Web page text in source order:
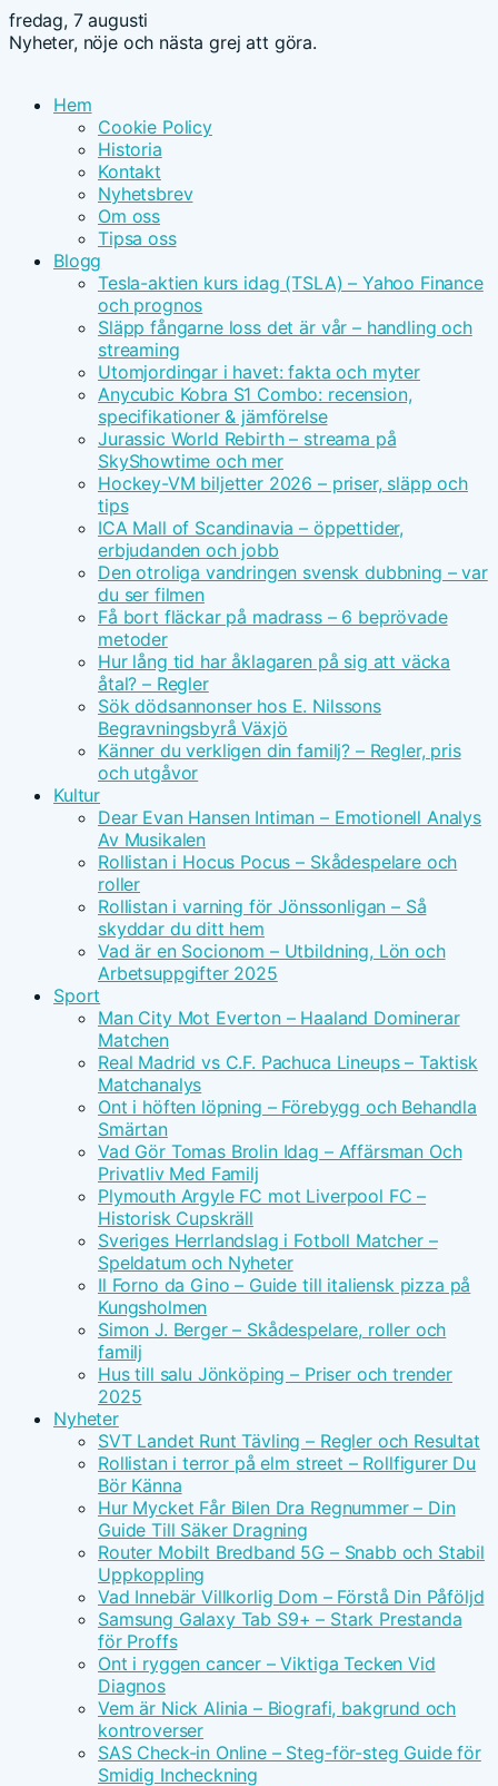
fredag, 7 augusti
Nyheter, nöje och nästa grej att göra.
Hem
Cookie Policy
Historia
Kontakt
Nyhetsbrev
Om oss
Tipsa oss
Blogg
Tesla-aktien kurs idag (TSLA) – Yahoo Finance
och prognos
Släpp fångarne loss det är vår – handling och
streaming
Utomjordingar i havet: fakta och myter
Anycubic Kobra S1 Combo: recension,
specifikationer & jämförelse
Jurassic World Rebirth – streama på
SkyShowtime och mer
Hockey-VM biljetter 2026 – priser, släpp och
tips
ICA Mall of Scandinavia – öppettider,
erbjudanden och jobb
Den otroliga vandringen svensk dubbning – var
du ser filmen
Få bort fläckar på madrass – 6 beprövade
metoder
Hur lång tid har åklagaren på sig att väcka
åtal? – Regler
Sök dödsannonser hos E. Nilssons
Begravningsbyrå Växjö
Känner du verkligen din familj? – Regler, pris
och utgåvor
Kultur
Dear Evan Hansen Intiman – Emotionell Analys
Av Musikalen
Rollistan i Hocus Pocus – Skådespelare och
roller
Rollistan i varning för Jönssonligan – Så
skyddar du ditt hem
Vad är en Socionom – Utbildning, Lön och
Arbetsuppgifter 2025
Sport
Man City Mot Everton – Haaland Dominerar
Matchen
Real Madrid vs C.F. Pachuca Lineups – Taktisk
Matchanalys
Ont i höften löpning – Förebygg och Behandla
Smärtan
Vad Gör Tomas Brolin Idag – Affärsman Och
Privatliv Med Familj
Plymouth Argyle FC mot Liverpool FC –
Historisk Cupskräll
Sveriges Herrlandslag i Fotboll Matcher –
Speldatum och Nyheter
Il Forno da Gino – Guide till italiensk pizza på
Kungsholmen
Simon J. Berger – Skådespelare, roller och
familj
Hus till salu Jönköping – Priser och trender
2025
Nyheter
SVT Landet Runt Tävling – Regler och Resultat
Rollistan i terror på elm street – Rollfigurer Du
Bör Känna
Hur Mycket Får Bilen Dra Regnummer – Din
Guide Till Säker Dragning
Router Mobilt Bredband 5G – Snabb och Stabil
Uppkoppling
Vad Innebär Villkorlig Dom – Förstå Din Påföljd
Samsung Galaxy Tab S9+ – Stark Prestanda
för Proffs
Ont i ryggen cancer – Viktiga Tecken Vid
Diagnos
Vem är Nick Alinia – Biografi, bakgrund och
kontroverser
SAS Check-in Online – Steg-för-steg Guide för
Smidig Incheckning